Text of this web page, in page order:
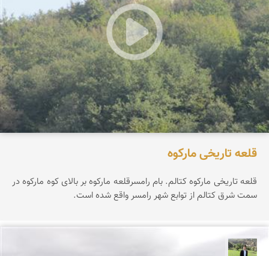
قلعه تاریخی مارکوه
قلعه تاریخی مارکوه کتالم. بام رامسرقلعه مارکوه بر بالای کوه مارکوه در
سمت شرق کتالم از توابع شهر رامسر واقع شده است.